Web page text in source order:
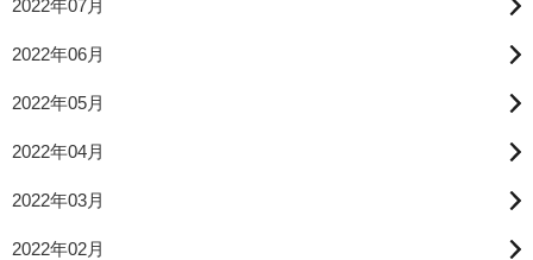
2022年07月
2022年06月
2022年05月
2022年04月
2022年03月
2022年02月